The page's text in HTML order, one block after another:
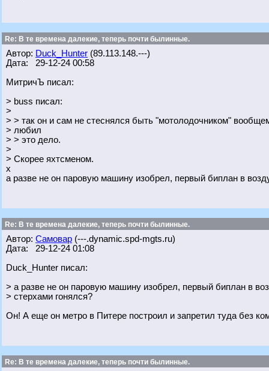
Re: В те времена далекие, теперь почти былинные.
Автор: Duck_Hunter (89.113.148.---)
Дата: 29-12-24 00:58
МитричЪ писал:
> buss писал:
>
> > так он и сам не стеснялся быть "мотолодочником"
> любил
> > это дело.
>
> Скорее яхтсменом.
х
а разве не он паровую машину изобрел, первый биплан в
Re: В те времена далекие, теперь почти былинные.
Автор: Самовар (---.dynamic.spd-mgts.ru)
Дата: 29-12-24 01:08
Duck_Hunter писал:
> а разве не он паровую машину изобрел, первый биплан в
> стерхами гонялся?
Он! А еще он метро в Питере построил и запретил туда без
Re: В те времена далекие, теперь почти былинные.